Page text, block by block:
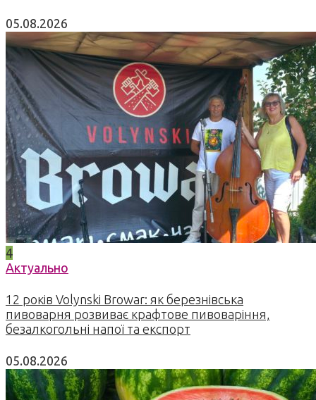
05.08.2026
4
Актуально
12 років Volynski Browar: як березнівська
пивоварня розвиває крафтове пивоваріння,
безалкогольні напої та експорт
05.08.2026